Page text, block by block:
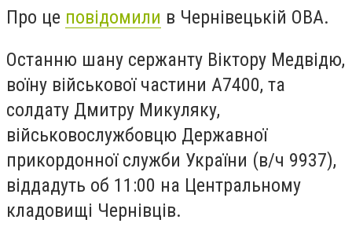
Про це повідомили в Чернівецькій ОВА.
Останню шану сержанту Віктору Медвідю,
воїну військової частини А7400, та
солдату Дмитру Микуляку,
військовослужбовцю Державної
прикордонної служби України (в/ч 9937),
віддадуть об 11:00 на Центральному
кладовищі Чернівців.